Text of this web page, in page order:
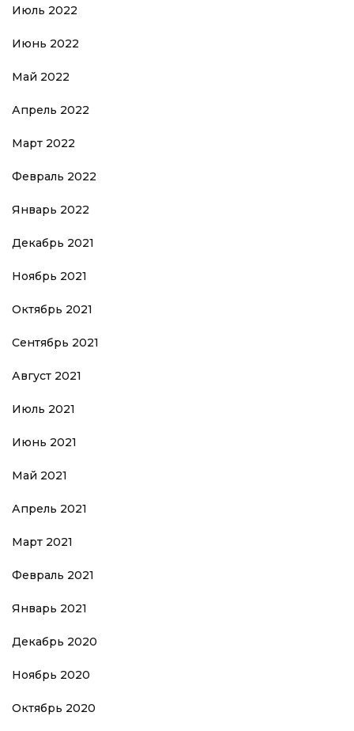
Июль 2022
Июнь 2022
Май 2022
Апрель 2022
Март 2022
Февраль 2022
Январь 2022
Декабрь 2021
Ноябрь 2021
Октябрь 2021
Сентябрь 2021
Август 2021
Июль 2021
Июнь 2021
Май 2021
Апрель 2021
Март 2021
Февраль 2021
Январь 2021
Декабрь 2020
Ноябрь 2020
Октябрь 2020